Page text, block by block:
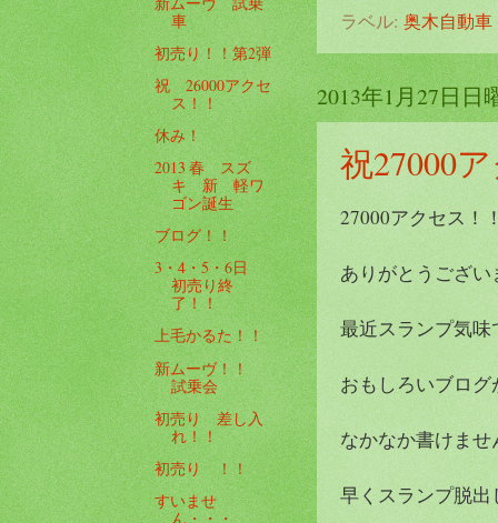
ラベル: 奥木自動車
2013年1月27日日
祝27000
27000アクセス！
ありがとうござい
最近スランプ気味
おもしろいブログ
なかなか書けませ
早くスランプ脱出
車
初売り！！第2弾
祝 26000アクセ
ス！！
休み！
2013 春 スズ
キ 新 軽ワ
ゴン誕生
ブログ！！
3・4・5・6日
初売り終
了！！
上毛かるた！！
新ムーヴ！！
試乗会
初売り 差し入
れ！！
初売り ！！
すいませ
ん・・・